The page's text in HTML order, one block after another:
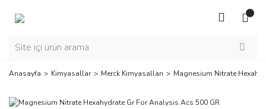
Anasayfa Kimyasallar Merck Kimyasalları Magnesium Nitrate